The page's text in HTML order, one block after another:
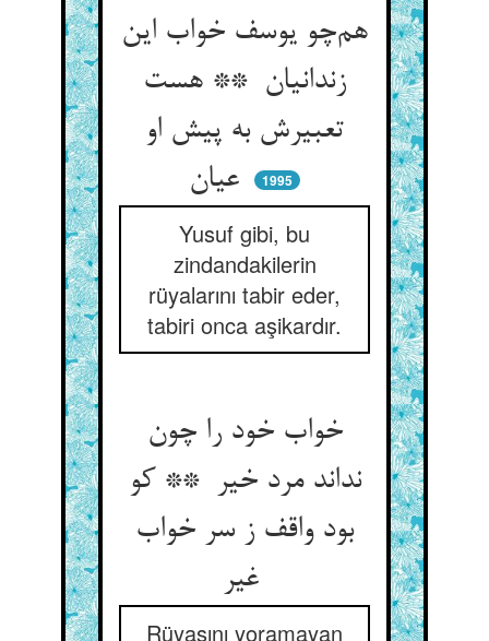
هم‌چو یوسف خواب این
زندانیان ** هست
تعبیرش به پیش او
1995
Yusuf gibi, bu
zindandakilerin
rüyalarını tabir eder,
tabiri onca aşikardır.
خواب خود را چون
نداند مرد خیر ** کو
بود واقف ز سر خواب
غیر
Rüyasını yoramayan